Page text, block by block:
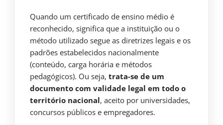
Quando um certificado de ensino médio é
reconhecido, significa que a instituição ou o
método utilizado segue as diretrizes legais e os
padrões estabelecidos nacionalmente
(conteúdo, carga horária e métodos
pedagógicos). Ou seja, trata-se de um
documento com validade legal em todo o
território nacional, aceito por universidades,
concursos públicos e empregadores.